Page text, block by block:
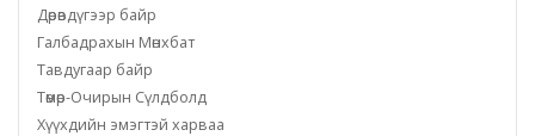
Дөрөвдүгээр байр
Галбадрахын Мөнхбат
Тавдугаар байр
Төмөр-Очирын Сүлдболд
Хүүхдийн эмэгтэй харваа